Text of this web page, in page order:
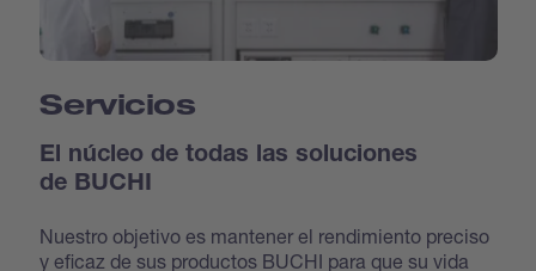
Servicios
El núcleo de todas las soluciones
de BUCHI
Nuestro objetivo es mantener el rendimiento preciso
y eficaz de sus productos BUCHI para que su vida